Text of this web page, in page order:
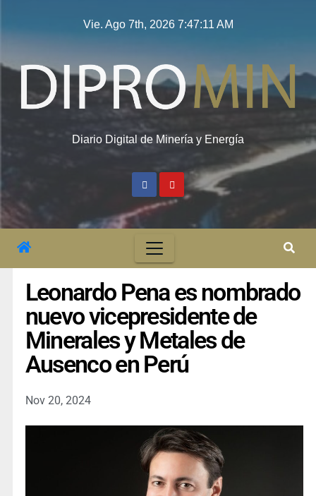
Vie. Ago 7th, 2026 7:47:11 AM
Diario Digital de Minería y Energía
Leonardo Pena es nombrado
nuevo vicepresidente de
Minerales y Metales de
Ausenco en Perú
Nov 20, 2024